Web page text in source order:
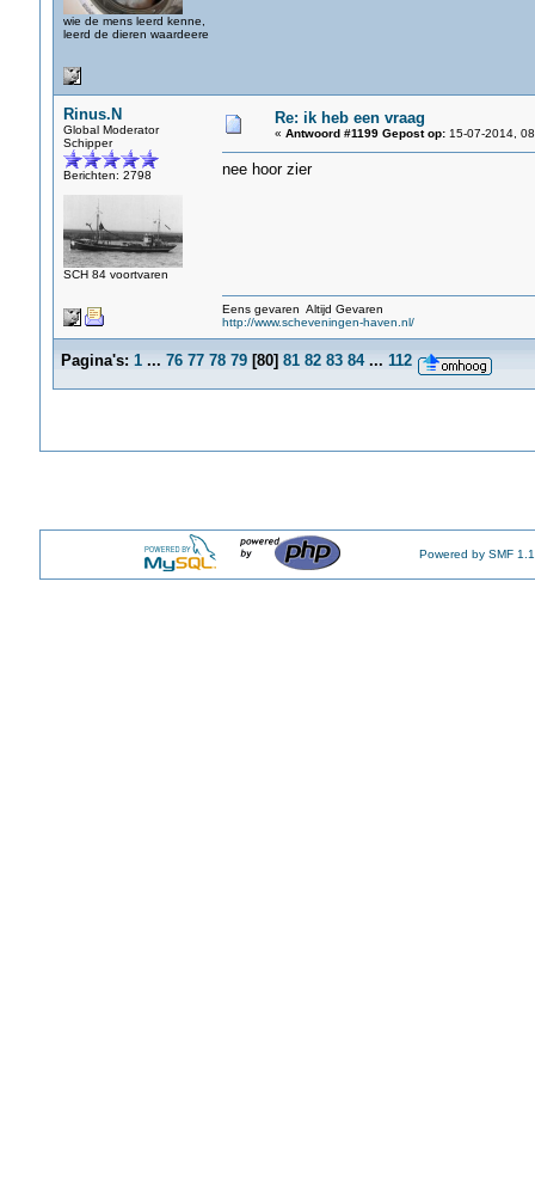
wie de mens leerd kenne,
leerd de dieren waardeere
Rinus.N
Global Moderator
Schipper
Berichten: 2798
SCH 84 voortvaren
Re: ik heb een vraag
« Antwoord #1199 Gepost op:15-07-2014,
nee hoor zier
Eens gevaren Altijd Gevaren
http://www.scheveningen-haven.nl/
Pagina's: 1 ... 76 77 78 79[80] 81 82 83 84 ... 112
Powered by SMF